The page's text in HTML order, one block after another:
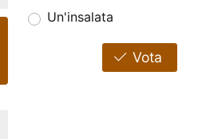
Un'insalata
Vota